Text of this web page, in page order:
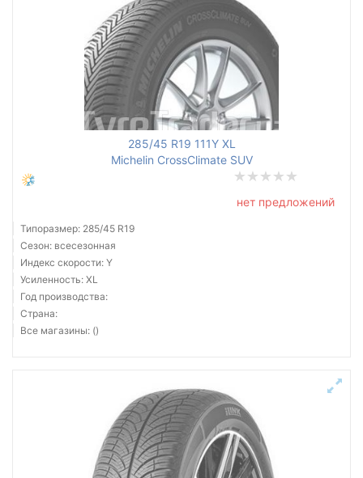
285/45 R19 111Y XL
Michelin CrossClimate SUV
нет предложений
Типоразмер: 285/45 R19
Сезон: всесезонная
Индекс скорости: Y
Усиленность: XL
Год производства:
Страна:
Все магазины: ()